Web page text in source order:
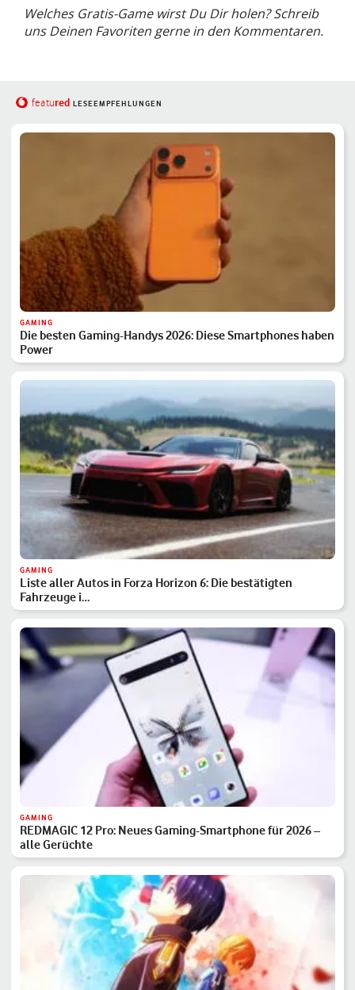
Welches Gratis-Game wirst Du Dir holen? Schreib
uns Deinen Favoriten gerne in den Kommentaren.
featured LESEEMPFEHLUNGEN
GAMING
Die besten Gaming-Handys 2026: Diese Smartphones haben
Power
GAMING
Liste aller Autos in Forza Horizon 6: Die bestätigten
Fahrzeuge i…
GAMING
REDMAGIC 12 Pro: Neues Gaming-Smartphone für 2026 –
alle Gerüchte